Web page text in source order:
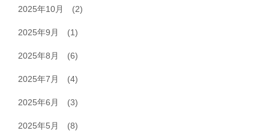
2025年10月 (2)
2025年9月 (1)
2025年8月 (6)
2025年7月 (4)
2025年6月 (3)
2025年5月 (8)